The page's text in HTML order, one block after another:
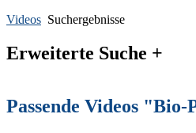
Videos Suchergebnisse
Erweiterte Suche +
Passende Videos